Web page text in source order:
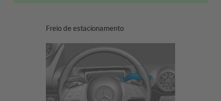
Freio de estacionamento